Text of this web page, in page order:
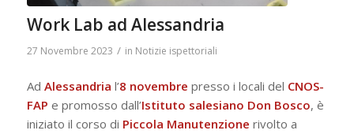
Work Lab ad Alessandria
27 Novembre 2023 / in Notizie ispettoriali
Ad Alessandria l’8 novembre presso i locali del CNOS-
FAP e promosso dall’Istituto salesiano Don Bosco, è
iniziato il corso di Piccola Manutenzione rivolto a